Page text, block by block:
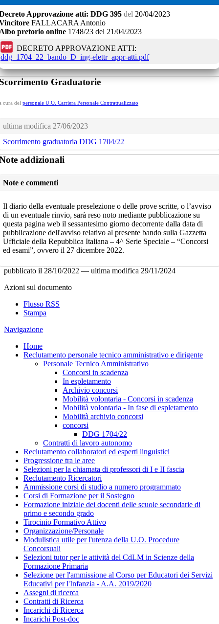
Approvazione atti: DDG 395 del 20/04/2023
FALLACARA Antonio
pretorio online 1748/23 del 21/04/2023
DECRETO APPROVAZIONE ATTI:
ddg_1704_22_bando_D_ing-elettr_appr-atti.pdf
Graduatorie
cura del personale U.O. Carriera Personale Contrattualizzato
ultima modifica 27/06/2023
Scorrimento graduatoria DDG 1704/22
addizionali
Note e commenti
Il diario della eventuale preselezione o delle prove scritte, o l’avviso
di un eventuale rinvio, sarà reso noto mediante pubblicazione su
questa pagina web il sessantesimo giorno decorrente dalla data di
pubblicazione dell'avviso relativo al presente bando sulla Gazzetta
Ufficiale della Repubblica Italiana – 4^ Serie Speciale – “Concorsi
ed esami”, ovvero il 27 dicembre 2022.
pubblicato il 28/10/2022 — ultima modifica 29/11/2024
Azioni sul documento
Flusso RSS
Stampa
Navigazione
Home
Reclutamento personale tecnico amministrativo e dirigente
Personale Tecnico Amministrativo
Concorsi in scadenza
In espletamento
Archivio concorsi
Mobilità volontaria - Concorsi in scadenza
Mobilità volontaria - In fase di espletamento
Mobilità archivio concorsi
concorsi
DDG 1704/22
Contratti di lavoro autonomo
Reclutamento collaboratori ed esperti linguistici
Progressione tra le aree
Selezioni per la chiamata di professori di I e II fascia
Reclutamento Ricercatori
Ammissione corsi di studio a numero programmato
Corsi di Formazione per il Sostegno
Formazione iniziale dei docenti delle scuole secondarie di
primo e secondo grado
Tirocinio Formativo Attivo
Organizzazione/Personale
Modulistica utile per l'utenza della U.O. Procedure
Concorsuali
Selezioni tutor per le attività del CdLM in Scienze della
Formazione Primaria
Selezione per l'ammissione al Corso per Educatori dei Servizi
Educativi per l'Infanzia - A.A. 2019/2020
Assegni di ricerca
Contratti di Ricerca
Incarichi di Ricerca
Incarichi Post-doc